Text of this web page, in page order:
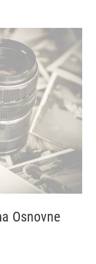
Osnovne